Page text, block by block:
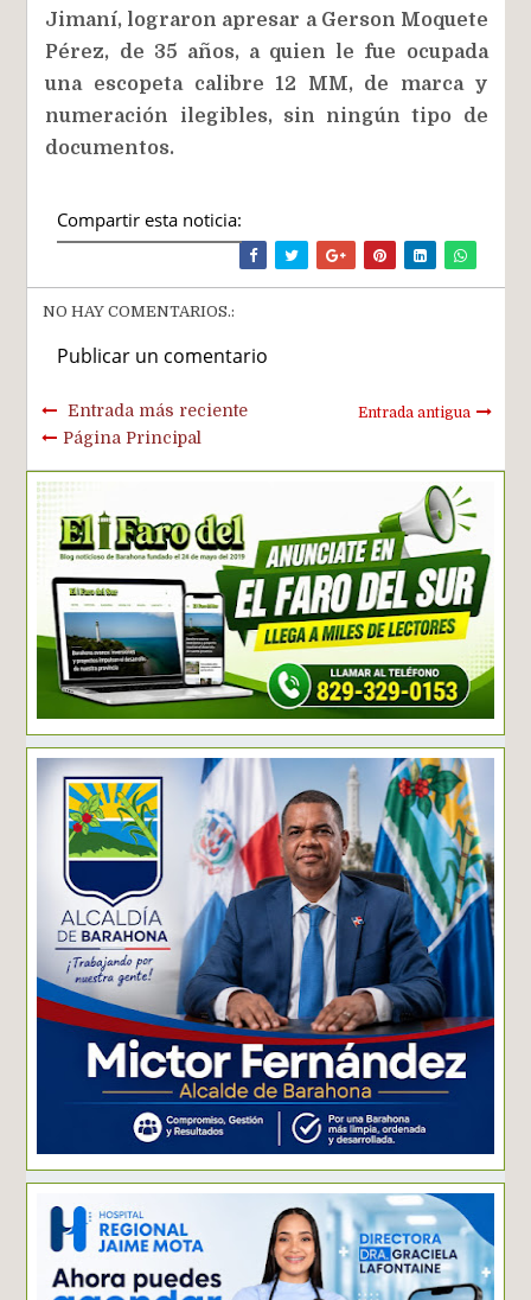
Jimaní, lograron apresar a Gerson Moquete
Pérez, de 35 años, a quien le fue ocupada
una escopeta calibre 12 MM, de marca y
numeración ilegibles, sin ningún tipo de
documentos.
Compartir esta noticia:
NO HAY COMENTARIOS.:
Publicar un comentario
Entrada más reciente Entrada antigua
Página Principal